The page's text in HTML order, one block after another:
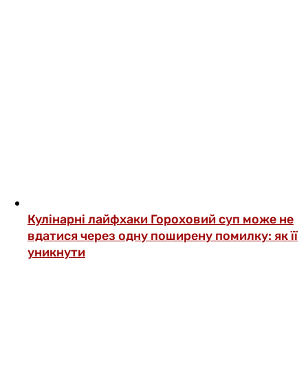
Кулінарні лайфхаки Гороховий суп може не
вдатися через одну поширену помилку: як її
уникнути